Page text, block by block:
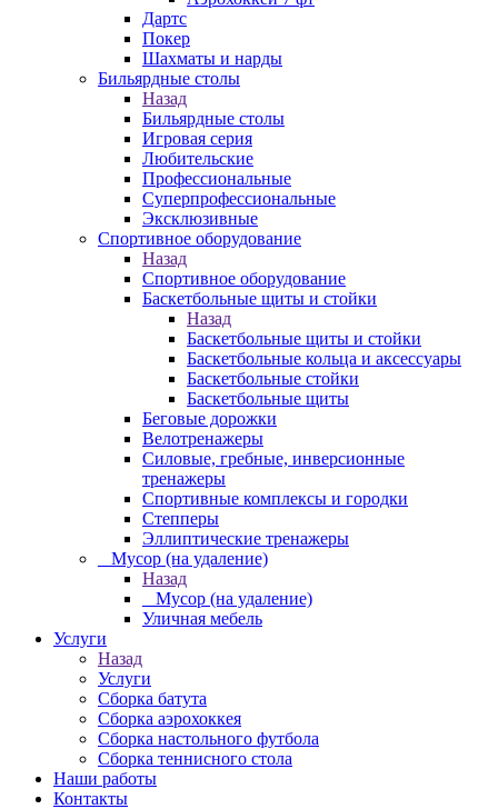
Дартс
Покер
Шахматы и нарды
Бильярдные столы
Назад
Бильярдные столы
Игровая серия
Любительские
Профессиональные
Суперпрофессиональные
Эксклюзивные
Спортивное оборудование
Назад
Спортивное оборудование
Баскетбольные щиты и стойки
Назад
Баскетбольные щиты и стойки
Баскетбольные кольца и аксессуары
Баскетбольные стойки
Баскетбольные щиты
Беговые дорожки
Велотренажеры
Силовые, гребные, инверсионные
тренажеры
Спортивные комплексы и городки
Степперы
Эллиптические тренажеры
_ Мусор (на удаление)
Назад
_ Мусор (на удаление)
Уличная мебель
Услуги
Назад
Услуги
Сборка батута
Сборка аэрохоккея
Сборка настольного футбола
Сборка теннисного стола
Наши работы
Контакты